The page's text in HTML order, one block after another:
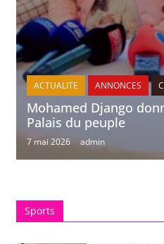
ACTUALITE ANNONCES
Mohamed Django
Palais du peuple
7 mai 2026 admin
Sports